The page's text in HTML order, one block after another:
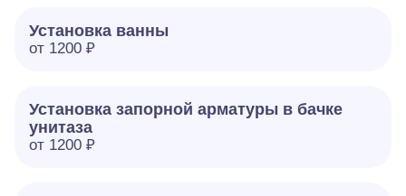
Установка ванны
от 1200 ₽
Установка запорной арматуры в бачке
унитаза
от 1200 ₽